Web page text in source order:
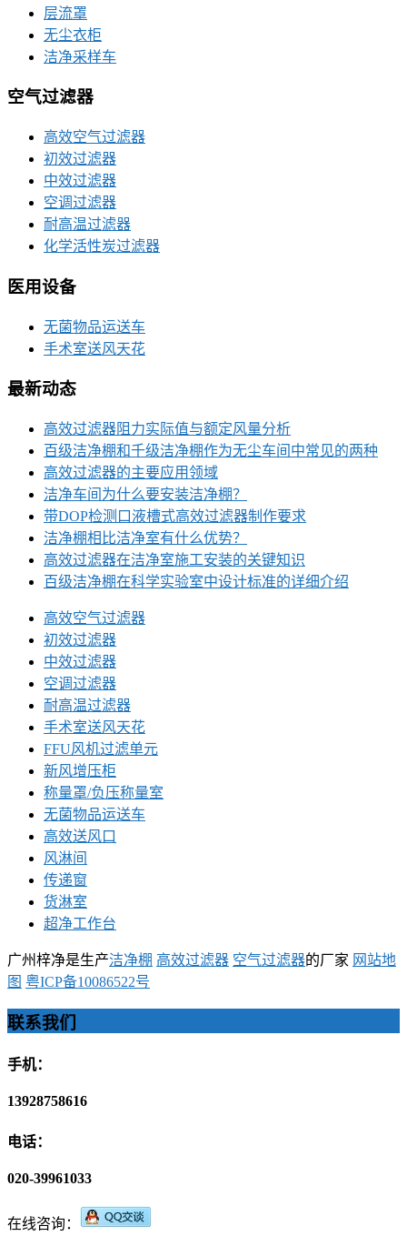
层流罩
无尘衣柜
洁净采样车
空气过滤器
高效空气过滤器
初效过滤器
中效过滤器
空调过滤器
耐高温过滤器
化学活性炭过滤器
医用设备
无菌物品运送车
手术室送风天花
最新动态
高效过滤器阻力实际值与额定风量分析
百级洁净棚和千级洁净棚作为无尘车间中常见的两种
高效过滤器的主要应用领域
洁净车间为什么要安装洁净棚？
带DOP检测口液槽式高效过滤器制作要求
洁净棚相比洁净室有什么优势？
高效过滤器在洁净室施工安装的关键知识
百级洁净棚在科学实验室中设计标准的详细介绍
高效空气过滤器
初效过滤器
中效过滤器
空调过滤器
耐高温过滤器
手术室送风天花
FFU风机过滤单元
新风增压柜
称量罩/负压称量室
无菌物品运送车
高效送风口
风淋间
传递窗
货淋室
超净工作台
广州梓净是生产洁净棚 高效过滤器 空气过滤器的厂家 网站地
图 粤ICP备10086522号
联系我们
手机：
13928758616
电话：
020-39961033
在线咨询：